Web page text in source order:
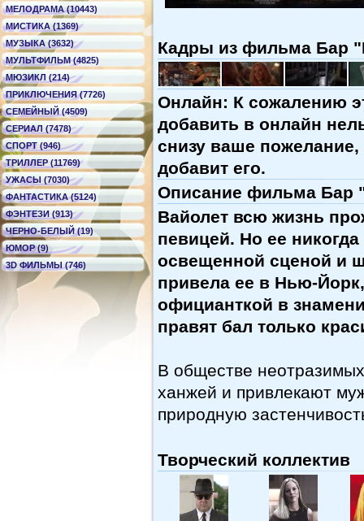
МЕЛОДРАМА (10443)
МИСТИКА (1369)
МУЗЫКА (3632)
МУЛЬТФИЛЬМ (4825)
МЮЗИКЛ (214)
ПРИКЛЮЧЕНИЯ (7726)
СЕМЕЙНЫЙ (4509)
СЕРИАЛ (7478)
СПОРТ (946)
ТРИЛЛЕР (11769)
УЖАСЫ (7030)
ФАНТАСТИКА (5124)
ФЭНТЕЗИ (913)
ЧЕРНО-БЕЛЫЙ (19)
ЮМОР (9)
3D ФИЛЬМЫ (746)
Кадры из фильма Бар
Онлайн: К сожалению
добавить в онлайн
снизу ваше
добавит его.
Описание фильма Бар
Вайолет всю жизнь
певицей. Но ее
освещенной сценой и
привела ее в Нью-Йорк
официанткой в
правят бал только
В обществе
ханжей и привлекают
природную
Творческий коллектив